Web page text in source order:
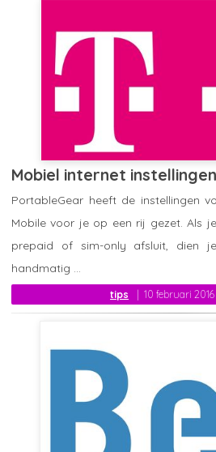
Mobiel internet
tips 10 februari 2016
PortableGear heeft de instellingen
Mobile voor je op een rij gezet. Als
prepaid of sim-only afsluit, dien
handmatig ...